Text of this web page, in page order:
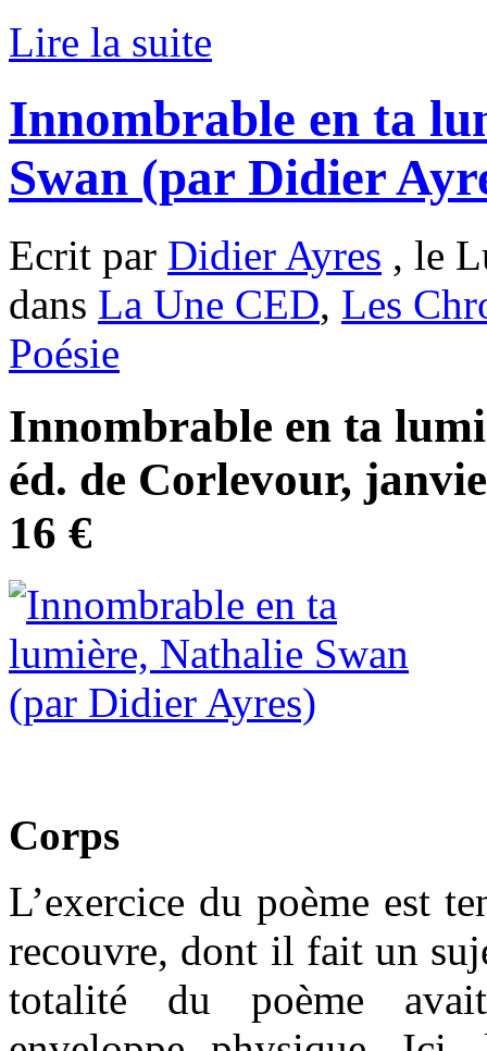
Lire la suite
Innombrable en ta
Swan (par Didier
Ecrit par Didier Ayres , le
dans La Une CED, Les
Poésie
Innombrable en ta
éd. de Corlevour,
16 €
Corps
L’exercice du poème est
recouvre, dont il fait un
totalité du poème